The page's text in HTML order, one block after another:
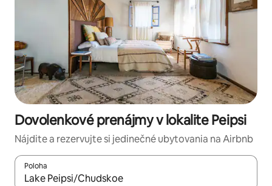
Dovolenkové prenájmy v lokalite Peipsi
Nájdite a rezervujte si jedinečné ubytovania na Airbnb
Poloha
Keď budú výsledky k dispozícii, môžete si ich prechádzať